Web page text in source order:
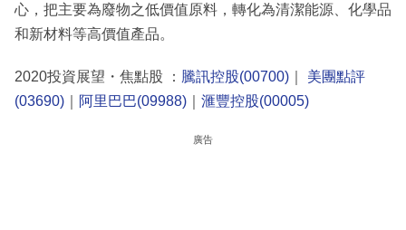
心，把主要為廢物之低價值原料，轉化為清潔能源、化學品
和新材料等高價值產品。
2020投資展望・焦點股 ： 騰訊控股(00700)
美團點評
(03690)
阿里巴巴(09988) 滙豐控股(00005)
廣告